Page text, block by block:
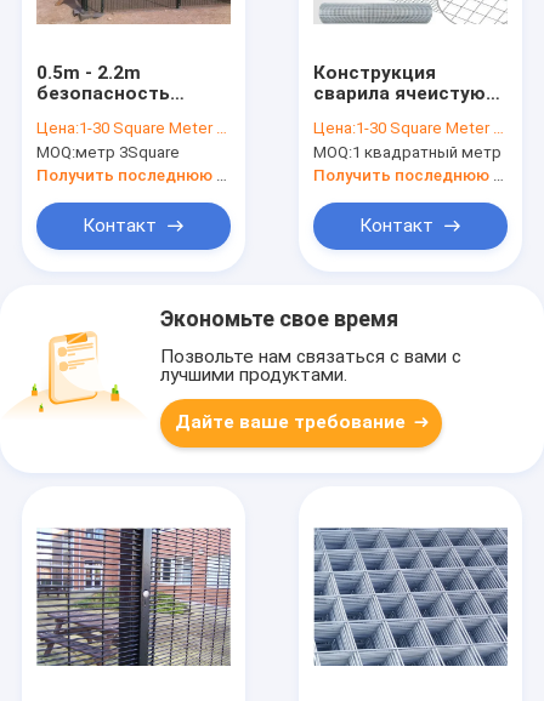
0.5m - 2.2m
безопасность
358 тюрем сада
FUHANG
Цена:1-30 Square Meter $2/Square Meter >30 Square Meters $1/Square Meter
MOQ:метр 3Square
Получить последнюю цену
Контакт
Конструкция
сварила ячеистую
отверстие
отверстия 1m
широкое
Цена:1-30 Square Meter $5/Square Meter
MOQ:1 квадратный метр
Получить последнюю цену
Контакт
Экономьте свое время
Позвольте нам связаться с вами с
лучшими продуктами.
Дайте ваше требование